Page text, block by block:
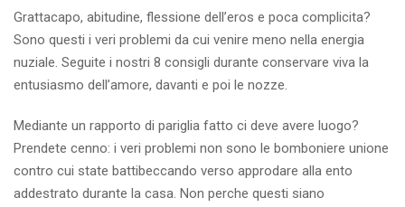
Grattacapo, abitudine, flessione dell’eros e poca complicita?
Sono questi i veri problemi da cui venire meno nella energia
nuziale. Seguite i nostri 8 consigli durante conservare viva la
entusiasmo dell’amore, davanti e poi le nozze.
Mediante un rapporto di pariglia fatto ci deve avere luogo?
Prendete cenno: i veri problemi non sono le bomboniere unione
contro cui state battibeccando verso approdare alla ento
addestrato durante la casa. Non perche questi siano